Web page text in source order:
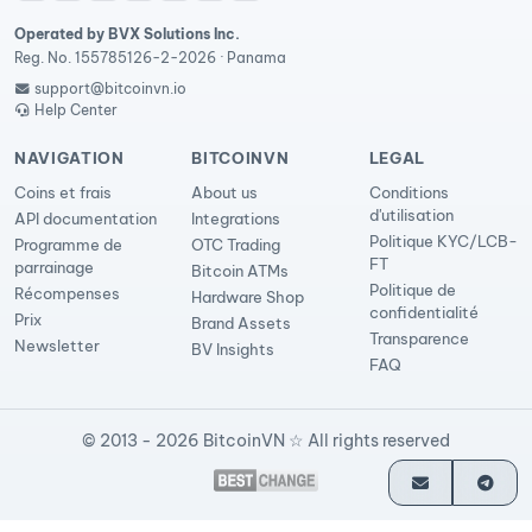
Operated by BVX Solutions Inc.
Reg. No. 155785126-2-2026 · Panama
support@bitcoinvn.io
Help Center
NAVIGATION
Coins et frais
API documentation
Programme de
parrainage
Récompenses
Prix
Newsletter
BITCOINVN
About us
Integrations
OTC Trading
Bitcoin ATMs
Hardware Shop
Brand Assets
BV Insights
LEGAL
Conditions
d'utilisation
Politique KYC/LCB-
FT
Politique de
confidentialité
Transparence
FAQ
© 2013 - 2026 BitcoinVN ☆ All rights reserved